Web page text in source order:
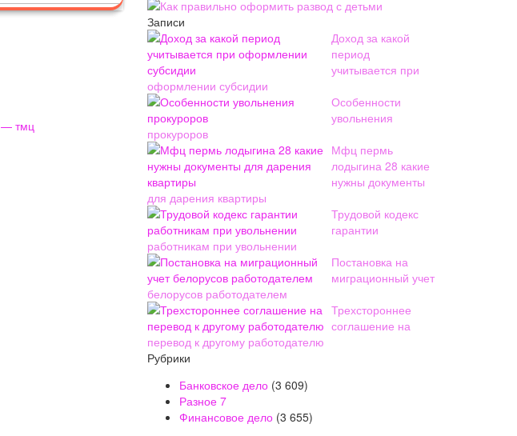
— тмц
Как правильно оформить развод с детьми
Записи
Доход за какой
период
учитывается при
оформлении субсидии
Особенности
увольнения
прокуроров
Мфц пермь
лодыгина 28 какие
нужны документы
для дарения квартиры
Трудовой кодекс
гарантии
работникам при увольнении
Постановка на
миграционный учет
белорусов работодателем
Трехстороннее
соглашение на
перевод к другому работодателю
Рубрики
Банковское дело (3 609)
Разное 7
Финансовое дело (3 655)